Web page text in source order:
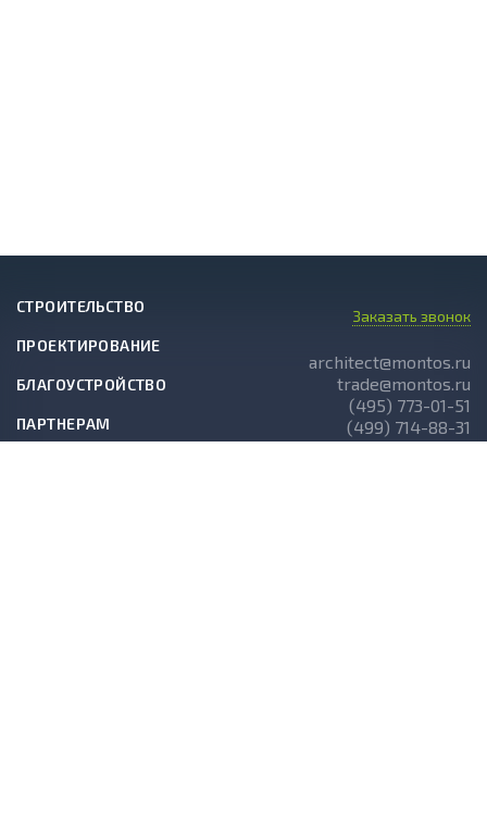
СТРОИТЕЛЬСТВО
ПРОЕКТИРОВАНИЕ
БЛАГОУСТРОЙСТВО
ПАРТНЕРАМ
Заказать звонок
architect@montos.ru
trade@montos.ru
(495) 773-01-51
(499) 714-88-31